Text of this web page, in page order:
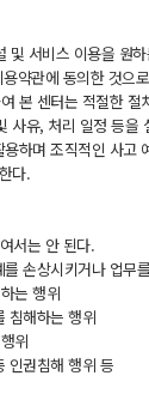
서비스 이용을 원
약관에 동의한 것으
본 센터는 적절한 절
사유, 처리 일정 등을
하며 조직적인 사고
다.
서는 안 된다.
손상시키거나 업무
는 행위
침해하는 행위
위
인권침해 행위 등